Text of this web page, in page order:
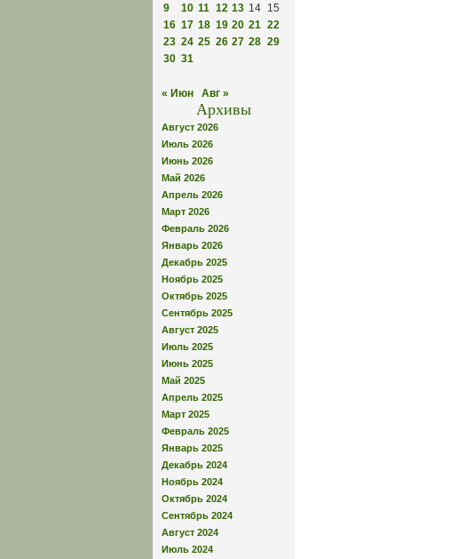
9
10 11 12 13 14 15
16 17 18 19 20 21 22
23 24 25 26 27 28 29
30 31
« Июн Авг »
Архивы
Август 2026
Июль 2026
Июнь 2026
Май 2026
Апрель 2026
Март 2026
Февраль 2026
Январь 2026
Декабрь 2025
Ноябрь 2025
Октябрь 2025
Сентябрь 2025
Август 2025
Июль 2025
Июнь 2025
Май 2025
Апрель 2025
Март 2025
Февраль 2025
Январь 2025
Декабрь 2024
Ноябрь 2024
Октябрь 2024
Сентябрь 2024
Август 2024
Июль 2024